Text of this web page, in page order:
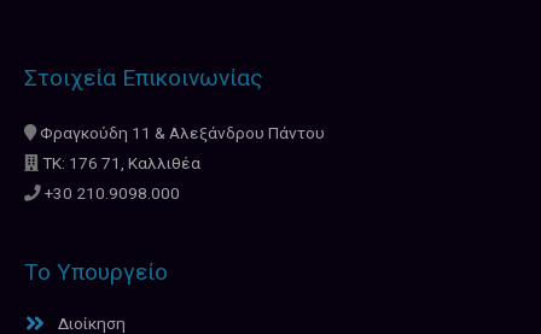
Στοιχεία Επικοινωνίας
Φραγκούδη 11 & Αλεξάνδρου Πάντου
ΤΚ: 176 71, Καλλιθέα
+30 210.9098.000
Το Υπουργείο
Διοίκηση